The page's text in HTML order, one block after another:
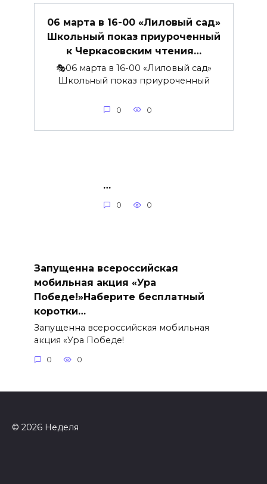
06 марта в 16-00 «Лиловый сад»
Школьный показ приуроченный
к Черкасовским чтения…
🎭06 марта в 16-00 «Лиловый сад»
Школьный показ приуроченный
0 0
…
0 0
Запущенна всероссийская
мобильная акция «Ура
Победе!»Наберите бесплатный
коротки…
Запущенна всероссийская мобильная
акция «Ура Победе!
0 0
© 2026 Неделя